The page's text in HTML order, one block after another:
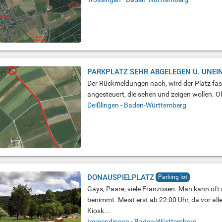
PARKPLATZ SEHR ABGELEGEN U.
Der Rückmeldungen nach, wird der Platz
angesteuert, die sehen und zeigen wollen.
Deißlingen - Baden-Württemberg
DONAUSPIELPLATZ Parking lot
Gays, Paare, viele Franzosen. Man kann
benimmt. Meist erst ab 22:00 Uhr, da vor
Kiosk...